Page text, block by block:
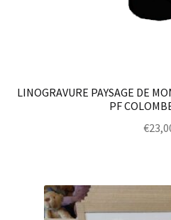
LINOGRAVURE PAYSAGE DE
PF
€